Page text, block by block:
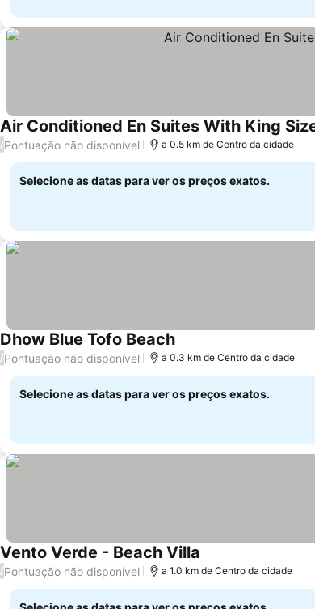
Air Conditioned En Suites With King
/Pontuação não disponível a 0.5 km de Centro da cidade
Selecione as datas para ver os preços exatos.
Dhow Blue Tofo Beach
/Pontuação não disponível a 0.3 km de Centro da cidade
Selecione as datas para ver os preços exatos.
Vento Verde - Beach Villa
/Pontuação não disponível a 1.0 km de Centro da cidade